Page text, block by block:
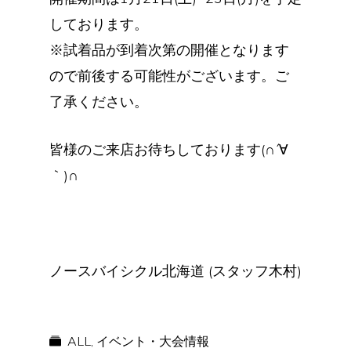
しております。
※試着品が到着次第の開催となります
ので前後する可能性がございます。ご
了承ください。
皆様のご来店お待ちしております(∩´∀
｀)∩
ノースバイシクル北海道 (スタッフ木村)
ALL, イベント・大会情報